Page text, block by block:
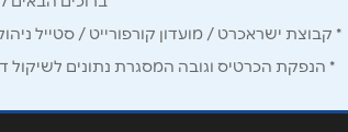
אנא
* קבוצת ישראכרט / מועדון קורפורייט / סטייל
* הנפקת הכרטיס וגובה המסגרת נתונים לשיקול